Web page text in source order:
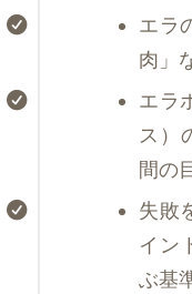
エラ
肉」
エラ
ス）
間の
失敗
イン
ぶ基